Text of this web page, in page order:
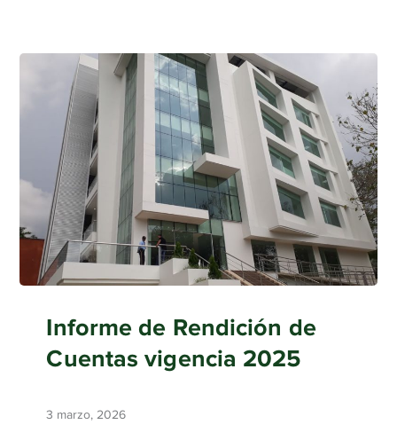
Informe de Rendición de
Cuentas vigencia 2025
3 marzo, 2026